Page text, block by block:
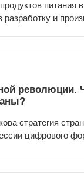
питания
разработку и
революции.
стратегия
цифрового